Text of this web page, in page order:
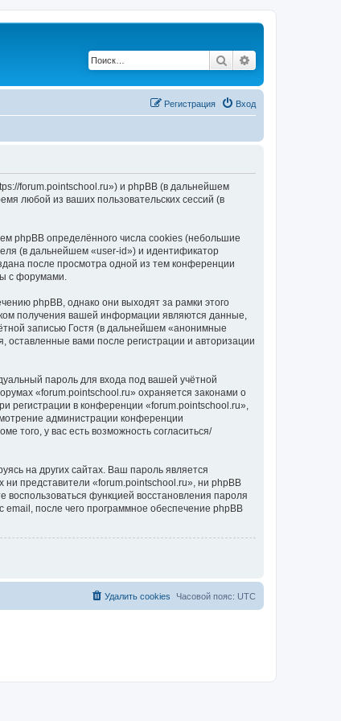
Поиск
Вход
Регистрация
forum.pointschool.ru») и phpBB (в дальнейшем
любой из ваших пользовательских сессий (в
phpBB определённого числа cookies (небольшие
(в дальнейшем «user-id») и идентификатор
после просмотра одной из тем конференции
с форумами.
phpBB, однако они выходят за рамки этого
получения вашей информации являются данные,
записью Гостя (в дальнейшем «анонимные
вами после регистрации и авторизации
пароль для входа под вашей учётной
«forum.pointschool.ru» охраняется законами о
в конференции «forum.pointschool.ru»,
администрации конференции
того, у вас есть возможность согласиться/
на других сайтах. Ваш пароль является
ни представители «forum.pointschool.ru», ни phpBB
функцией восстановления пароля
после чего программное обеспечение phpBB
Часовой пояс: UTC
Удалить cookies